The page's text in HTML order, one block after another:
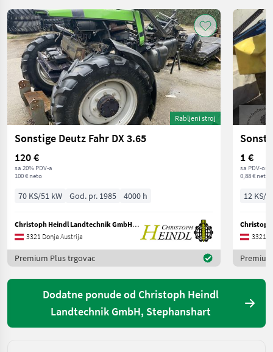
Rabljeni stroj
Sonstige Deutz Fahr DX 3.65
120 €
sa 20% PDV-a
100 € neto
70 KS/51 kW God. pr. 1985 4000 h
Christoph Heindl Landtechnik GmbH, Stephanshart
3321 Donja Austrija
Premium Plus trgovac
1 €
sa PDV-om
0,88 € neto
12 KS/9
3321
Dodatne ponude od Christoph Heindl
Landtechnik GmbH, Stephanshart